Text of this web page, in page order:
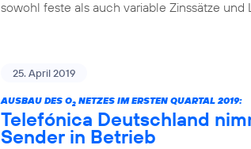
sowohl feste als auch variable Zinssätze und
25. April 2019
AUSBAU DES O2 NETZES IM ERSTEN QUARTAL 2019:
Telefónica Deutschland
Sender in Betrieb